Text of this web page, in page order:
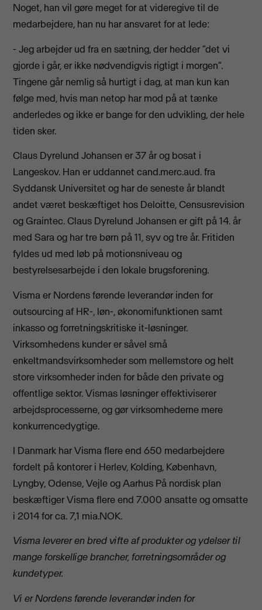
Noget, han vil gøre meget for at videregive til de
medarbejdere, han nu har ansvaret for at lede:
- Jeg arbejder ud fra en sætning, der hedder ”det vi
gjorde i går, er ikke nødvendigvis rigtigt i morgen”.
Tingene går nemlig så hurtigt i dag, at man kun kan
følge med, hvis man netop har mod på at tænke
anderledes og ikke er bange for den udvikling, der hele
tiden sker.
Claus Dyrelund Johansen er 37 år og bosat i
Langeskov. Han er uddannet cand.merc.aud. fra
Syddansk Universitet og har de seneste år blandt
andet været beskæftiget hos Deloitte, Censusrevision
og Graintec. Claus Dyrelund Johansen er gift på 14. år
med Sara og har tre børn på 11, syv og tre år. Fritiden
fyldes ud med løb på motionsniveau og
bestyrelsesarbejde i den lokale brugsforening.
Visma er Nordens førende leverandør inden for
outsourcing af HR-, løn-, økonomifunktionen samt
inkasso og forretningskritiske it-løsninger.
Virksomhedens kunder er såvel små
enkeltmandsvirksomheder som mellemstore og helt
store virksomheder inden for både den private og
offentlige sektor. Vismas løsninger effektiviserer
arbejdsprocesserne, og gør virksomhederne mere
konkurrencedygtige.
I Danmark har Visma flere end 650 medarbejdere
fordelt på kontorer i Herlev, Kolding, København,
Lyngby, Odense, Vejle og Aarhus På nordisk plan
beskæftiger Visma flere end 7.000 ansatte og omsatte
i 2014 for ca. 7,1 mia.NOK.
Visma leverer en bred vifte af produkter og ydelser til
mange forskellige brancher, forretningsområder og
kundetyper.
Vi er Nordens førende leverandør inden for